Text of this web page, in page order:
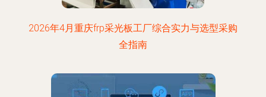
2026年4月重庆frp采光板工厂综合实力与选型采购
全指南